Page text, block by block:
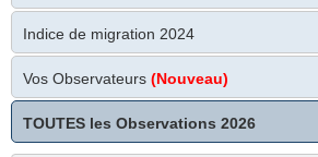
Indice de migration 2024
Vos Observateurs (Nouveau)
TOUTES les Observations 2026